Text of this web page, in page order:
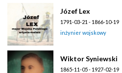
Józef Lex
1791-03-21 - 1866-10-19
inżynier wojskowy
Wiktor Syniewski
1865-11-05 - 1927-02-19